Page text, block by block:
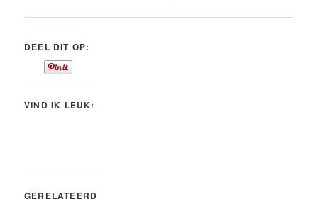
DEEL DIT OP:
VIND IK LEUK:
GERELATEERD